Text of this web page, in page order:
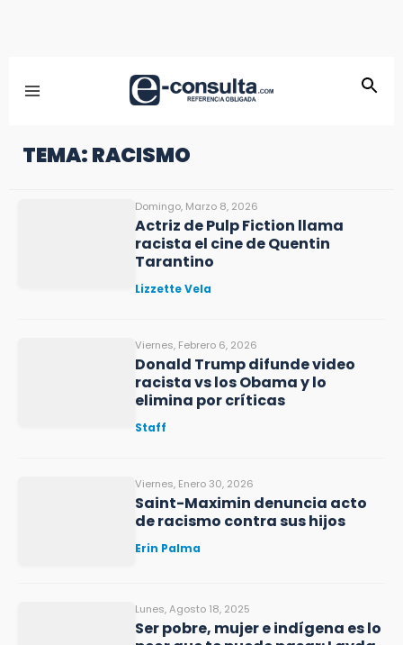
TEMA: RACISMO
Domingo, Marzo 8, 2026
Actriz de Pulp Fiction llama
racista el cine de Quentin
Tarantino
Lizzette Vela
Viernes, Febrero 6, 2026
Donald Trump difunde video
racista vs los Obama y lo
elimina por críticas
Staff
Viernes, Enero 30, 2026
Saint-Maximin denuncia acto
de racismo contra sus hijos
Erin Palma
Lunes, Agosto 18, 2025
Ser pobre, mujer e indígena es lo